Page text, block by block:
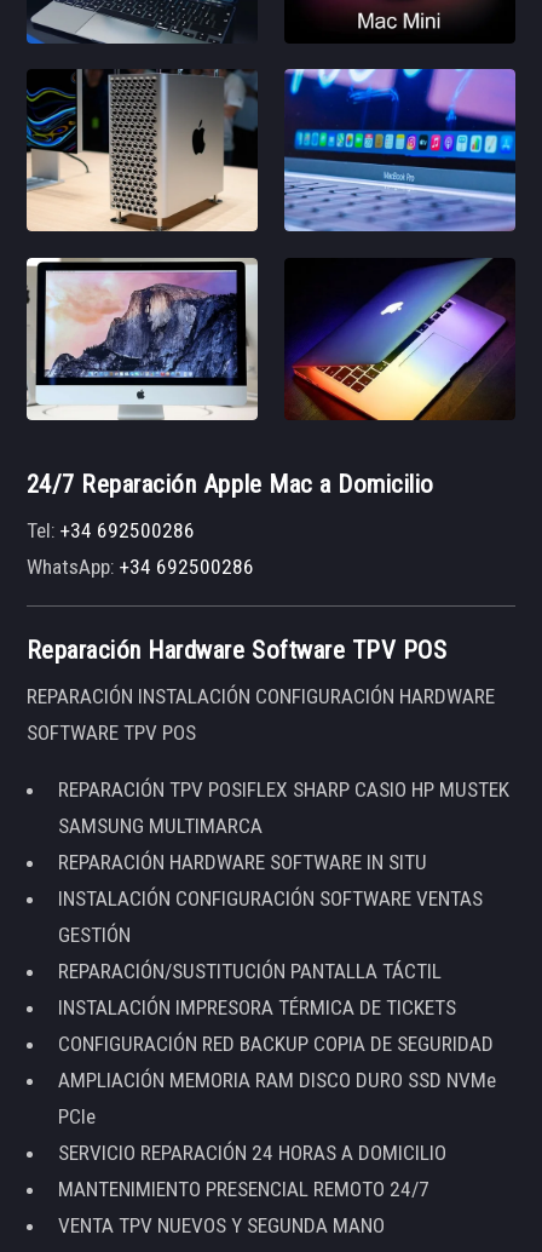
24/7 Reparación Apple Mac a Domicilio
Tel:+34 692500286
WhatsApp:+34 692500286
Reparación Hardware Software TPV POS
REPARACIÓN INSTALACIÓN CONFIGURACIÓN HARDWARE
SOFTWARE TPV POS
REPARACIÓN TPV POSIFLEX SHARP CASIO HP MUSTEK
SAMSUNG MULTIMARCA
REPARACIÓN HARDWARE SOFTWARE IN SITU
INSTALACIÓN CONFIGURACIÓN SOFTWARE VENTAS
GESTIÓN
REPARACIÓN/SUSTITUCIÓN PANTALLA TÁCTIL
INSTALACIÓN IMPRESORA TÉRMICA DE TICKETS
CONFIGURACIÓN RED BACKUP COPIA DE SEGURIDAD
AMPLIACIÓN MEMORIA RAM DISCO DURO SSD NVMe
PCIe
SERVICIO REPARACIÓN 24 HORAS A DOMICILIO
MANTENIMIENTO PRESENCIAL REMOTO 24/7
VENTA TPV NUEVOS Y SEGUNDA MANO